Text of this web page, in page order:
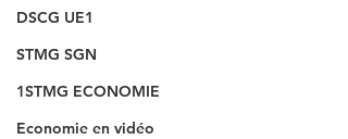
DSCG UE1
STMG SGN
1STMG ECONOMIE
Economie en vidéo